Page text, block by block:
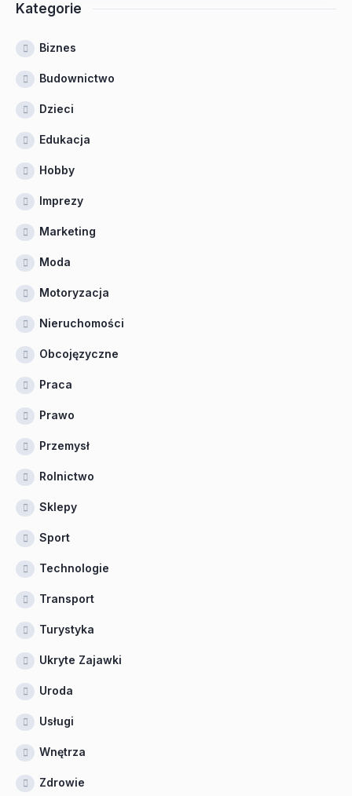
Kategorie
Biznes
Budownictwo
Dzieci
Edukacja
Hobby
Imprezy
Marketing
Moda
Motoryzacja
Nieruchomości
Obcojęzyczne
Praca
Prawo
Przemysł
Rolnictwo
Sklepy
Sport
Technologie
Transport
Turystyka
Ukryte Zajawki
Uroda
Usługi
Wnętrza
Zdrowie